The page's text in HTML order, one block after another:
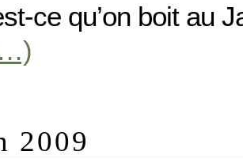
ce qu’on boit au
2009